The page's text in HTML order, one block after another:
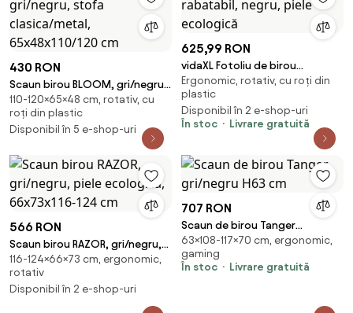
430 RON
Scaun birou BLOOM, gri/negru,
stofa clasica/metal,
65x48x110/120 cm
110-120×65×48 cm, rotativ, cu
roți din plastic
Disponibil în 5 e-shop-uri
625,99 RON
vidaXL Fotoliu de birou
rabatabil, negru, piele
ecologică
Ergonomic, rotativ, cu roți din
plastic
Disponibil în 2 e-shop-uri
În stoc
Livrare gratuită
566 RON
Scaun birou RAZOR, gri/negru,
piele ecologica, 66x73x116-124
cm
116-124×66×73 cm, ergonomic,
rotativ
Disponibil în 2 e-shop-uri
707 RON
Scaun de birou Tanger
gri/negru H63 cm
63×108-117×70 cm, ergonomic,
gaming
În stoc
Livrare gratuită